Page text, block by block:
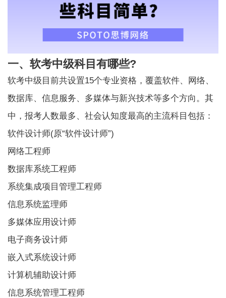
一、软考中级科目有哪些?
软考中级 目前共设置15个专业资格，覆盖软件、网络、
数据库、信息服务、多媒体与新兴技术等多个方向。其
中，报考人数最多、社会认知度最高的主流科目包括：
软件设计师(原“软件设计师”)
网络工程师
数据库系统工程师
系统集成项目管理工程师
信息系统监理师
多媒体应用设计师
电子商务设计师
嵌入式系统设计师
计算机辅助设计师
信息系统管理工程师